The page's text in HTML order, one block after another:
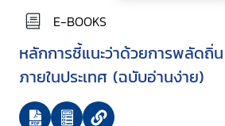
E-BOOKS
หลักการชี้แนะว่าด้วยการพลัดถิ่น
ภายในประเทศ (ฉบับอ่านง่าย)